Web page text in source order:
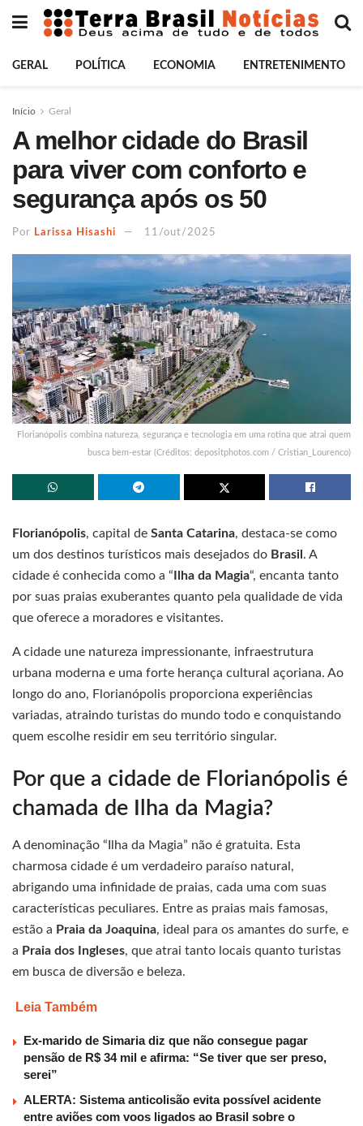
GERAL POLÍTICA ECONOMIA ENTRETENIMENTO
Início Geral
A melhor cidade do Brasil
para viver com conforto e
segurança após os 50
Por Larissa Hisashi 11/out/2025
Florianópolis combina natureza, segurança e tecnologia em uma rotina que atrai quem
busca bem-estar (Créditos: depositphotos.com / Cristian_Lourenco)
Florianópolis, capital de Santa Catarina, destaca-se como
um dos destinos turísticos mais desejados do Brasil . A
cidade é conhecida como a “ Ilha da Magia“, encanta tanto
por suas praias exuberantes quanto pela qualidade de vida
que oferece a moradores e visitantes.
A cidade une natureza impressionante, infraestrutura
urbana moderna e uma forte herança cultural açoriana. Ao
longo do ano, Florianópolis proporciona experiências
variadas, atraindo turistas do mundo todo e conquistando
quem escolhe residir em seu território singular.
Por que a cidade de Florianópolis é
chamada de Ilha da Magia?
A denominação “Ilha da Magia” não é gratuita. Esta
charmosa cidade é um verdadeiro paraíso natural,
abrigando uma infinidade de praias, cada uma com suas
características peculiares. Entre as praias mais famosas,
estão a Praia da Joaquina, ideal para os amantes do surfe, e
a Praia dos Ingleses, que atrai tanto locais quanto turistas
em busca de diversão e beleza.
Leia Também
Ex-marido de Simaria diz que não consegue pagar
pensão de R$ 34 mil e afirma: “Se tiver que ser preso,
serei”
ALERTA: Sistema anticolisão evita possível acidente
entre aviões com voos ligados ao Brasil sobre o